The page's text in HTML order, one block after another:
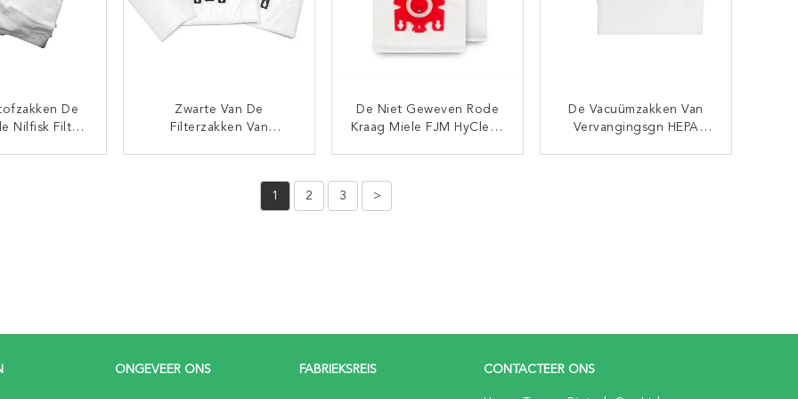
De
Nilfisk Filter-
Zwarte Van De
Filterzakken Van
Geweven Zak
De Niet Geweven Rode
Kraag Miele FJM HyClean
De Vacuümzakken Van
Vervangingsgn HEPA
1 2 3 >
ONGEVEER ONS FABRIEKSREIS CONTACTEER ONS